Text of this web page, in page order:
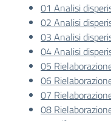
01 Analisi
02 Analisi
03 Analisi
04 Analisi
05
06
07
08